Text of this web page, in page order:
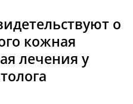
о
кожная
лечения у